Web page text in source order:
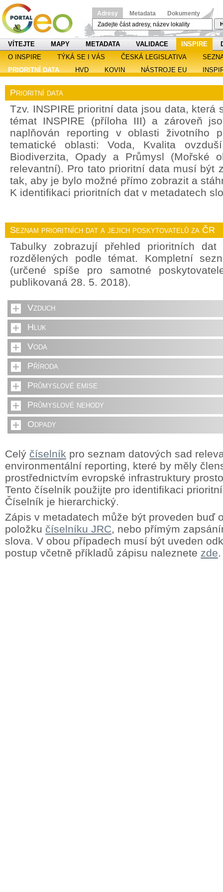
Adresy Metadata Dokumenty
VÍTEJTE MAPY METADATA VALIDACE INSPIRE
O INSPIRE
TÝKÁ SE I VÁS ČESKÁ LEGISLATIVA
PRIORITNÍ DATA
HVD KOVIN NÁSTROJE EU
Prioritní data
Tzv. INSPIRE prioritní data jsou data, která
témat INSPIRE (příloha III) a zároveň
naplňován reporting v oblasti životního
tematické oblasti: Voda, Kvalita
Biodiverzita, Opady a Průmysl (Mořské
relevantní). Pro tato prioritní data musí být
tak, aby je bylo možné přímo zobrazit a
K identifikaci prioritních dat v metadatech
Seznam prioritních dat a jejich poskytovatelů za ČR
Tabulky zobrazují přehled prioritních
rozdělených podle témat. Kompletní
(určené spíše pro samotné
publikovaná 28. 5. 2018).
Vzduch
Hluk
Voda
Příroda
Průmyslové emise
Průmyslové nehody
Odpady
Celý číselník pro seznam datových sad
environmentální reporting, které by měly
prostřednictvím evropské infrastruktury
Tento číselník použijte pro identifikaci
Číselník je hierarchický.
Zápis v metadatech může být proveden buď
položku číselníku JRC, nebo přímým
slova. V obou případech musí být uveden
postup včetně příkladů zápisu naleznete zde.